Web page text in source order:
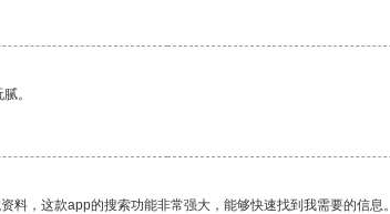
。
，这款app的搜索功能非常强大，能够快速找到我需要的信息。